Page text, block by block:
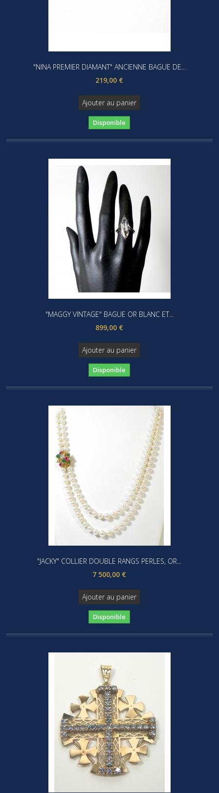
"NINA PREMIER DIAMANT" ANCIENNE BAGUE DE...
219,00 €
Ajouter au panier
Disponible
"MAGGY VINTAGE" BAGUE OR BLANC ET...
899,00 €
Ajouter au panier
Disponible
"JACKY" COLLIER DOUBLE RANGS PERLES, OR...
7 500,00 €
Ajouter au panier
Disponible